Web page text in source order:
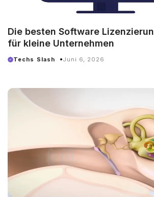
Die besten Software
für kleine Unternehmen
Techs Slash Juni 6, 2026